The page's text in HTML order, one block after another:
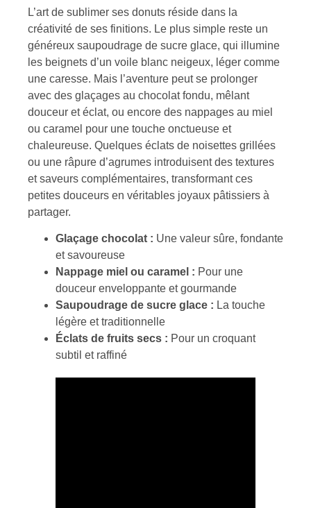
L’art de sublimer ses donuts réside dans la
créativité de ses finitions. Le plus simple reste un
généreux saupoudrage de sucre glace, qui illumine
les beignets d’un voile blanc neigeux, léger comme
une caresse. Mais l’aventure peut se prolonger
avec des glaçages au chocolat fondu, mêlant
douceur et éclat, ou encore des nappages au miel
ou caramel pour une touche onctueuse et
chaleureuse. Quelques éclats de noisettes grillées
ou une râpure d’agrumes introduisent des textures
et saveurs complémentaires, transformant ces
petites douceurs en véritables joyaux pâtissiers à
partager.
Glaçage chocolat : Une valeur sûre, fondante
et savoureuse
Nappage miel ou caramel : Pour une
douceur enveloppante et gourmande
Saupoudrage de sucre glace : La touche
légère et traditionnelle
Éclats de fruits secs : Pour un croquant
subtil et raffiné